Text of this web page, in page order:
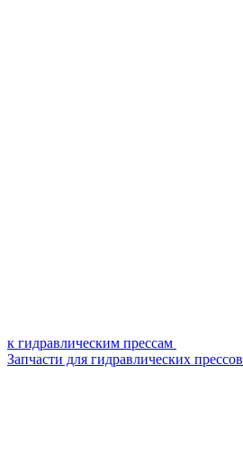
к гидравлическим прессам
Запчасти для гидравлических прессов